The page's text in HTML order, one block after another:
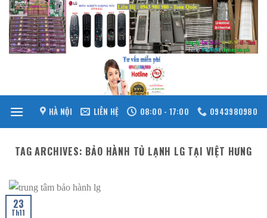
Skip
content
HÀ NỘI LIÊN HỆ 08:00 - 17:00 0943980980
TAG ARCHIVES: BẢO HÀNH TỦ LẠNH LG TẠI VIỆT HƯNG
23
Th11